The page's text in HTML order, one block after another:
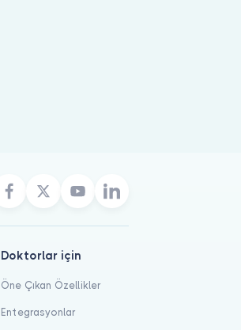
Doktorlar için
Öne Çıkan Özellikler
Entegrasyonlar